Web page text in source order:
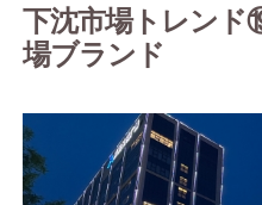
下沈市場トレン
場ブランド